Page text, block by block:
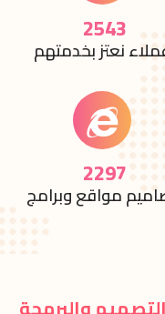
2975
عملاء نعتز بخدمتهم